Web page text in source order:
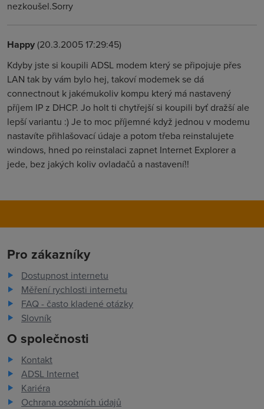
nezkoušel.Sorry
Happy(20.3.2005 17:29:45)
Kdyby jste si koupili ADSL modem který se připojuje přes
LAN tak by vám bylo hej, takoví modemek se dá
connectnout k jakémukoliv kompu který má nastavený
příjem IP z DHCP. Jo holt ti chytřejší si koupili byť dražší ale
lepší variantu :) Je to moc příjemné když jednou v modemu
nastavíte přihlašovací údaje a potom třeba reinstalujete
windows, hned po reinstalaci zapnet Internet Explorer a
jede, bez jakých koliv ovladačů a nastavení!!
Pro zákazníky
Dostupnost internetu
Měření rychlosti internetu
FAQ - často kladené otázky
Slovník
O společnosti
Kontakt
ADSL Internet
Kariéra
Ochrana osobních údajů